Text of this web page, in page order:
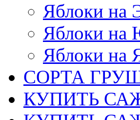
Яблоки на
Яблоки на
Яблоки на
СОРТА
КУПИТЬ